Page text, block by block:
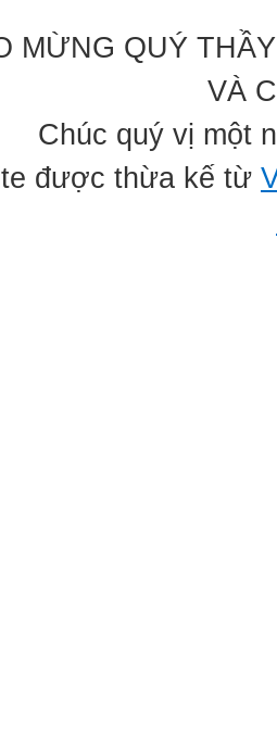
MỪNG QUÝ
VÀ
Chúc quý vị một
được thừa kế từ